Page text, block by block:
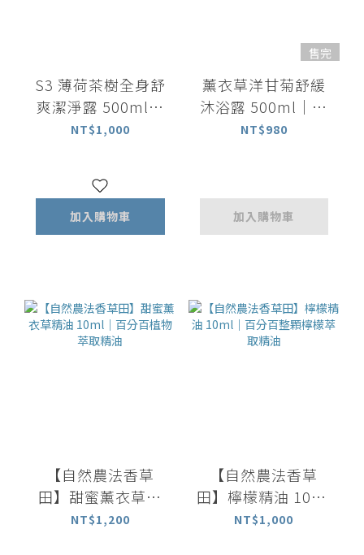
S3 薄荷茶樹全身舒
爽潔淨露 500ml｜
洗髮沐浴 All in one
NT$1,000
加入購物車
售完
薰衣草洋甘菊舒緩
沐浴露 500ml｜放
鬆舒緩
NT$980
加入購物車
【自然農法香草
田】甜蜜薰衣草精
油 10ml｜百分百植
NT$1,200
【自然農法香草
田】檸檬精油 10ml
｜百分百整顆檸檬
NT$1,000